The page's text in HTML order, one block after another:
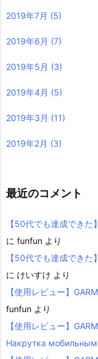
2019年7月 (5)
2019年6月 (7)
2019年5月 (3)
2019年4月 (5)
2019年3月 (11)
2019年2月 (3)
最近のコメント
【50代でも達成でき
に funfun より
【50代でも達成でき
に けいすけ より
【使用レビュー】
funfun より
【使用レビュー】
Накрутка